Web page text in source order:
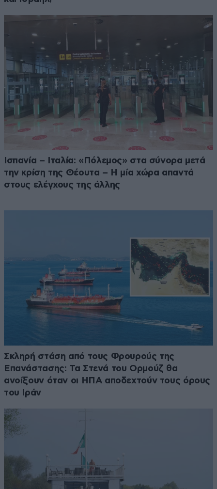
Ισπανία – Ιταλία: «Πόλεμος» στα σύνορα μετά
την κρίση της Θέουτα – Η μία χώρα απαντά
στους ελέγχους της άλλης
Σκληρή στάση από τους Φρουρούς της
Επανάστασης: Τα Στενά του Ορμούζ θα
ανοίξουν όταν οι ΗΠΑ αποδεχτούν τους όρους
του Ιράν